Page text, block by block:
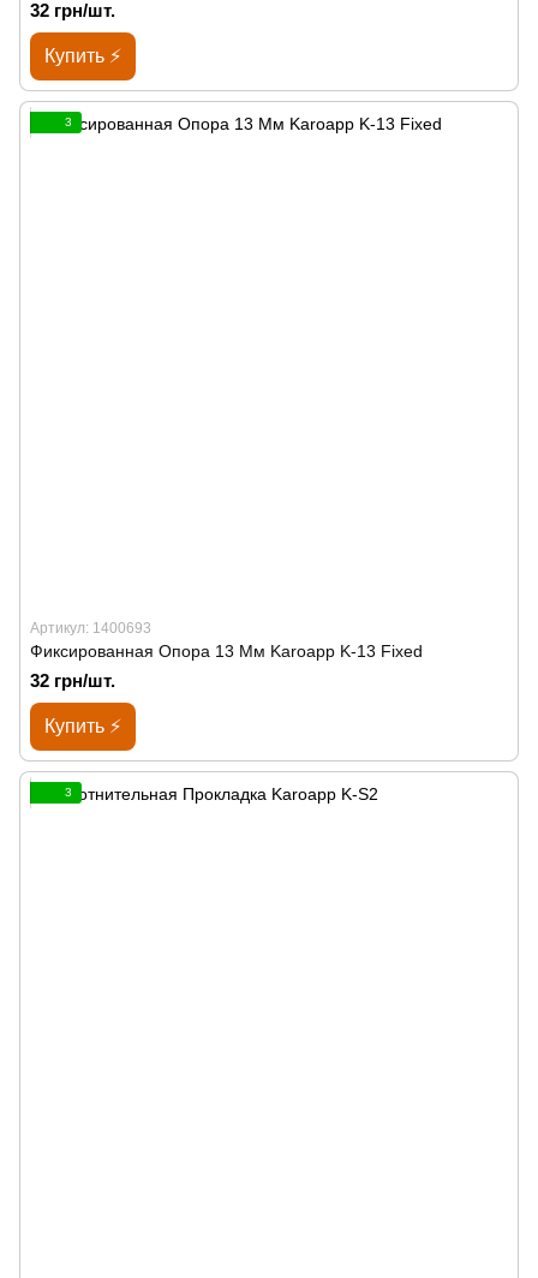
32 грн/шт.
Купить ⚡
3
Артикул: 1400693
Фиксированная Опора 13 Мм Karoapp K-13 Fixed
32 грн/шт.
Купить ⚡
3